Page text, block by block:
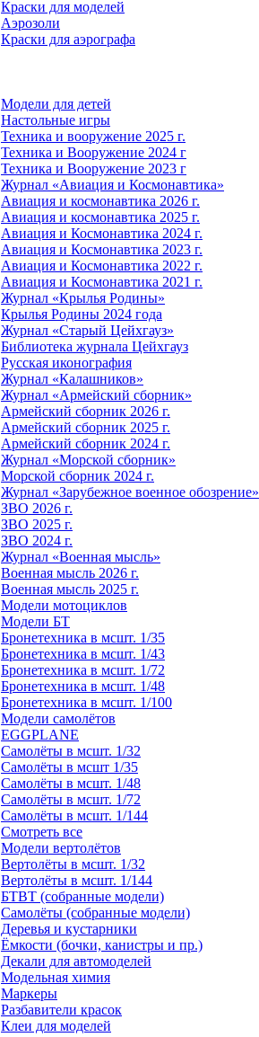
Краски для моделей
Аэрозоли
Краски для аэрографа
Модели для детей
Настольные игры
Техника и вооружение 2025 г.
Техника и Вооружение 2024 г
Техника и Вооружение 2023 г
Журнал «Авиация и Космонавтика»
Авиация и космонавтика 2026 г.
Авиация и космонавтика 2025 г.
Авиация и Космонавтика 2024 г.
Авиация и Космонавтика 2023 г.
Авиация и Космонавтика 2022 г.
Авиация и Космонавтика 2021 г.
Журнал «Крылья Родины»
Крылья Родины 2024 года
Журнал «Старый Цейхгауз»
Библиотека журнала Цейхгауз
Русская иконография
Журнал «Калашников»
Журнал «Армейский сборник»
Армейский сборник 2026 г.
Армейский сборник 2025 г.
Армейский сборник 2024 г.
Журнал «Морской сборник»
Морской сборник 2024 г.
Журнал «Зарубежное военное обозрение»
ЗВО 2026 г.
ЗВО 2025 г.
ЗВО 2024 г.
Журнал «Военная мысль»
Военная мысль 2026 г.
Военная мысль 2025 г.
Модели мотоциклов
Модели БТ
Бронетехника в мсшт. 1/35
Бронетехника в мсшт. 1/43
Бронетехника в мсшт. 1/72
Бронетехника в мсшт. 1/48
Бронетехника в мсшт. 1/100
Модели самолётов
EGGPLANE
Самолёты в мсшт. 1/32
Самолёты в мсшт 1/35
Самолёты в мсшт. 1/48
Самолёты в мсшт. 1/72
Самолёты в мсшт. 1/144
Смотреть все
Модели вертолётов
Вертолёты в мсшт. 1/32
Вертолёты в мсшт. 1/144
БТВТ (собранные модели)
Самолёты (собранные модели)
Деревья и кустарники
Ёмкости (бочки, канистры и пр.)
Декали для автомоделей
Модельная химия
Маркеры
Разбавители красок
Клеи для моделей